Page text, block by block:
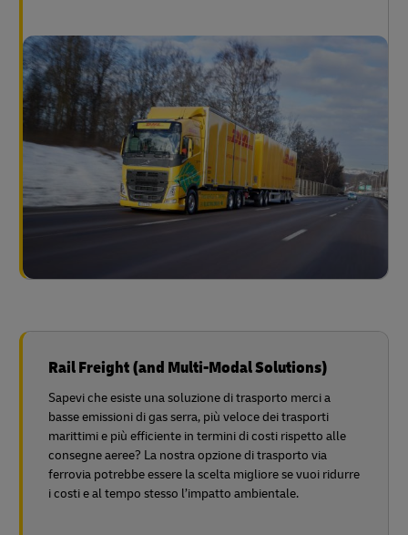
Rail Freight (and Multi-Modal Solutions)
Sapevi che esiste una soluzione di trasporto merci a
basse emissioni di gas serra, più veloce dei trasporti
marittimi e più efficiente in termini di costi rispetto alle
consegne aeree? La nostra opzione di trasporto via
ferrovia potrebbe essere la scelta migliore se vuoi ridurre
i costi e al tempo stesso l’impatto ambientale.